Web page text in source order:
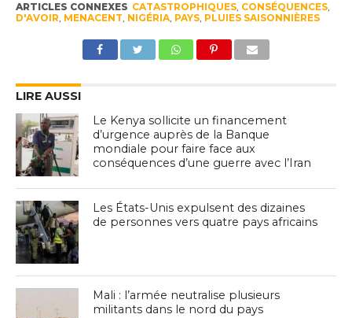
ARTICLES CONNEXES CATASTROPHIQUES, CONSÉQUENCES,
D'AVOIR, MENACENT, NIGÉRIA, PAYS, PLUIES SAISONNIÈRES
LIRE AUSSI
Le Kenya sollicite un financement
d’urgence auprès de la Banque
mondiale pour faire face aux
conséquences d’une guerre avec l’Iran
Les États-Unis expulsent des dizaines
de personnes vers quatre pays africains
Mali : l’armée neutralise plusieurs
militants dans le nord du pays